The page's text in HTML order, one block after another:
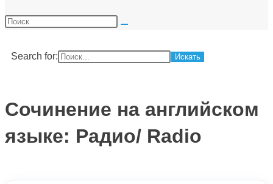
Поиск
сайте
Search for:
Сочинение на английском
языке: Радио/ Radio